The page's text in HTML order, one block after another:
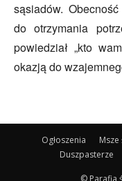
sąsiadów.
do otrzymania
powiedział „kto
okazją do
Ogłoszenia Msze
Duszpasterze
© Parafia